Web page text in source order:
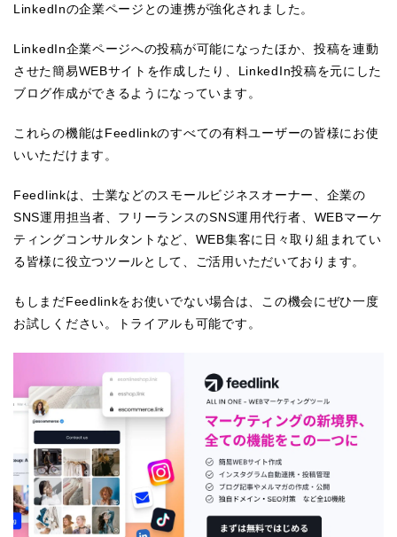
LinkedInの企業ページとの連携が強化されました。
LinkedIn企業ページへの投稿が可能になったほか、投稿を連動
させた簡易WEBサイトを作成したり、LinkedIn投稿を元にした
ブログ作成ができるようになっています。
これらの機能はFeedlinkのすべての有料ユーザーの皆様にお使
いいただけます。
Feedlinkは、士業などのスモールビジネスオーナー、企業の
SNS運用担当者、フリーランスのSNS運用代行者、WEBマーケ
ティングコンサルタントなど、WEB集客に日々取り組まれてい
る皆様に役立つツールとして、ご活用いただいております。
もしまだFeedlinkをお使いでない場合は、この機会にぜひ一度
お試しください。トライアルも可能です。